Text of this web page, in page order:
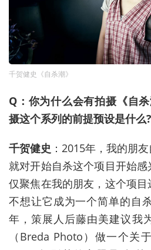
千贺健史《自杀潮》
Q：你为什么会有拍摄《自
摄这个系列的前提预设是什么?
千贺健史 ：2015年，我的朋
就对开始自杀这个项目开始
仅聚焦在我的朋友，这个项
不想让它成为一个简单的自
年，策展人后藤由美建议我
（Breda Photo）做一个关